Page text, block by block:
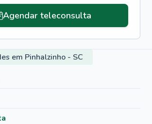
Agendar teleconsulta
em Pinhalzinho - SC